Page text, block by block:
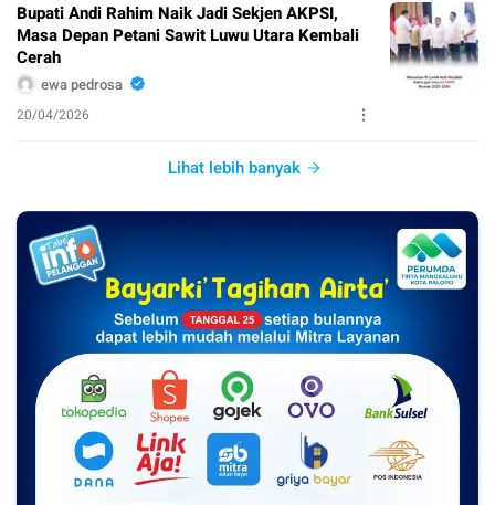
Bupati Andi Rahim Naik Jadi Sekjen AKPSI,
Masa Depan Petani Sawit Luwu Utara Kembali
Cerah
ewa pedrosa
20/04/2026
Lihat lebih banyak